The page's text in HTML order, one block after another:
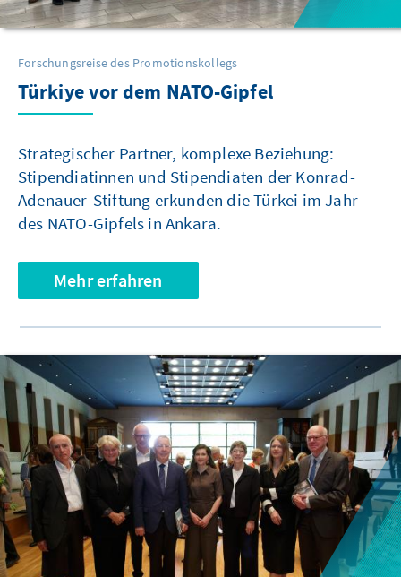
Forschungsreise des Promotionskollegs
Türkiye vor dem NATO-Gipfel
Strategischer Partner, komplexe Beziehung:
Stipendiatinnen und Stipendiaten der Konrad-
Adenauer-Stiftung erkunden die Türkei im Jahr
des NATO-Gipfels in Ankara.
Mehr erfahren